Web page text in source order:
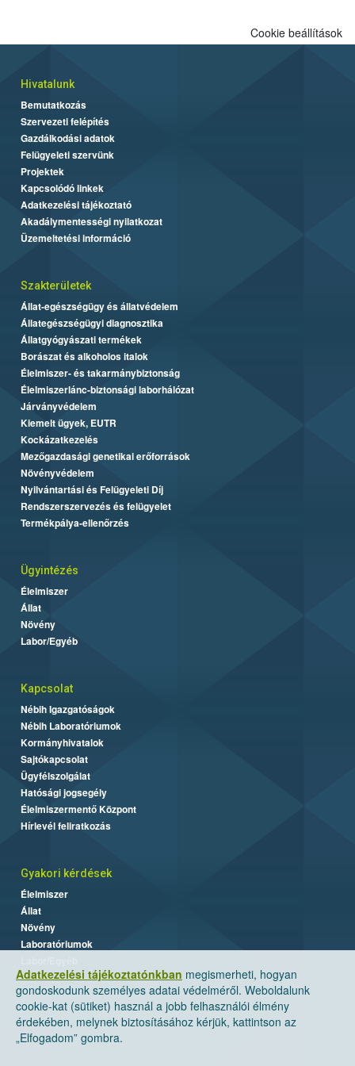
Adatkezelési tájékoztatónkban megismerheti, hogyan
gondoskodunk személyes adatai védelméről. Weboldalunk
cookie-kat (sütiket) használ a jobb felhasználói élmény
érdekében, melynek biztosításához kérjük, kattintson az
„Elfogadom” gombra.
Cookie beállítások
Hivatalunk
Bemutatkozás
Szervezeti felépítés
Gazdálkodási adatok
Felügyeleti szervünk
Projektek
Kapcsolódó linkek
Adatkezelési tájékoztató
Akadálymentességi nyilatkozat
Üzemeltetési információ
Szakterületek
Állat-egészségügy és állatvédelem
Állategészségügyi diagnosztika
Állatgyógyászati termékek
Borászat és alkoholos italok
Élelmiszer- és takarmánybiztonság
Élelmiszerlánc-biztonsági laborhálózat
Járványvédelem
Kiemelt ügyek, EUTR
Kockázatkezelés
Mezőgazdasági genetikai erőforrások
Növényvédelem
Nyilvántartási és Felügyeleti Díj
Rendszerszervezés és felügyelet
Termékpálya-ellenőrzés
Ügyintézés
Élelmiszer
Állat
Növény
Labor/Egyéb
Kapcsolat
Nébih Igazgatóságok
Nébih Laboratóriumok
Kormányhivatalok
Sajtókapcsolat
Ügyfélszolgálat
Hatósági jogsegély
Élelmiszermentő Központ
Hírlevél feliratkozás
Gyakori kérdések
Élelmiszer
Állat
Növény
Laboratóriumok